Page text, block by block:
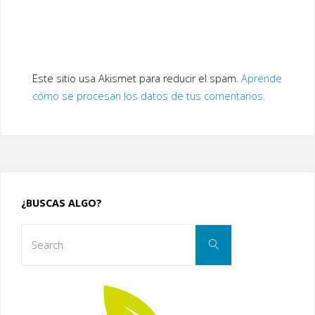
Este sitio usa Akismet para reducir el spam. Aprende
cómo se procesan los datos de tus comentarios.
¿BUSCAS ALGO?
Search